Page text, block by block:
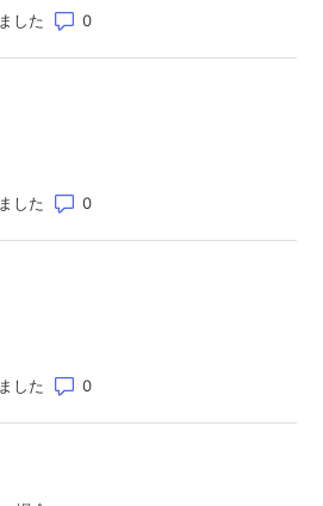
した コメント数: 0
した コメント数: 0
した コメント数: 0